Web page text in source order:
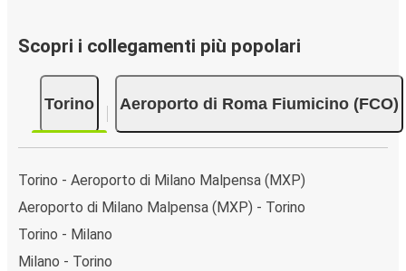
Scopri i collegamenti più popolari
Torino Aeroporto di Roma Fiumicino (FCO)
Torino - Aeroporto di Milano Malpensa (MXP)
Aeroporto di Milano Malpensa (MXP) - Torino
Torino - Milano
Milano - Torino